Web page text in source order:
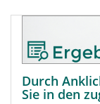
Durch
Sie in den